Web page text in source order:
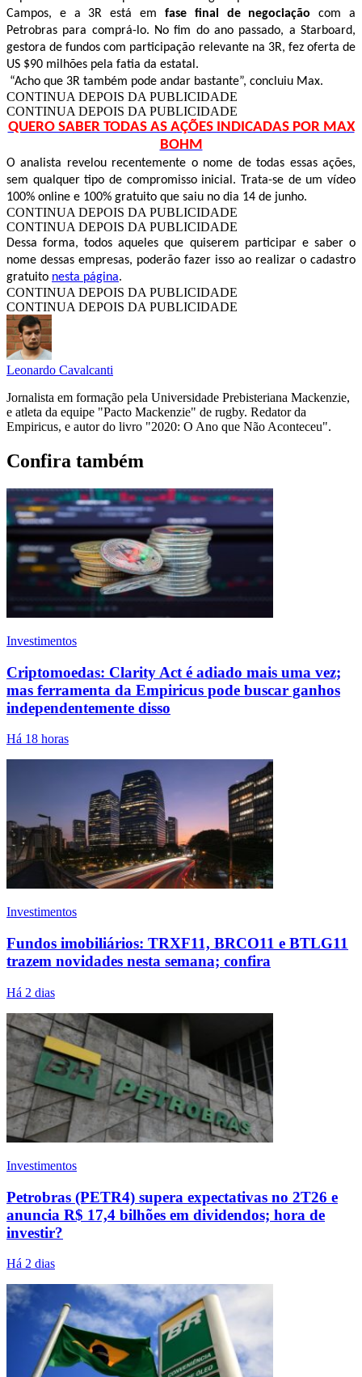
Campos, e a 3R está em fase final de negociação com a
Petrobras para comprá-lo. No fim do ano passado, a Starboard,
gestora de fundos com participação relevante na 3R, fez oferta de
US $90 milhões pela fatia da estatal.
“Acho que 3R também pode andar bastante”, concluiu Max.
CONTINUA DEPOIS DA PUBLICIDADE
CONTINUA DEPOIS DA PUBLICIDADE
QUERO SABER TODAS AS AÇÕES INDICADAS POR MAX
BOHM
O analista revelou recentemente o nome de todas essas ações,
sem qualquer tipo de compromisso inicial. Trata-se de um vídeo
100% online e 100% gratuito que saiu no dia 14 de junho.
CONTINUA DEPOIS DA PUBLICIDADE
CONTINUA DEPOIS DA PUBLICIDADE
Dessa forma, todos aqueles que quiserem participar e saber o
nome dessas empresas, poderão fazer isso ao realizar o cadastro
gratuito nesta página.
CONTINUA DEPOIS DA PUBLICIDADE
CONTINUA DEPOIS DA PUBLICIDADE
Leonardo Cavalcanti
Jornalista em formação pela Universidade Prebisteriana Mackenzie,
e atleta da equipe "Pacto Mackenzie" de rugby. Redator da
Empiricus, e autor do livro "2020: O Ano que Não Aconteceu".
Confira também
Investimentos
Criptomoedas: Clarity Act é adiado mais uma vez;
mas ferramenta da Empiricus pode buscar ganhos
independentemente disso
Há 18 horas
Investimentos
Fundos imobiliários: TRXF11, BRCO11 e BTLG11
trazem novidades nesta semana; confira
Há 2 dias
Investimentos
Petrobras (PETR4) supera expectativas no 2T26 e
anuncia R$ 17,4 bilhões em dividendos; hora de
investir?
Há 2 dias